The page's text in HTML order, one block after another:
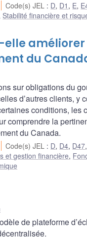
Code(s) JEL : D, D1 , E,
Stabilité financière et
elle améliorer
du
sur obligations du
d’autres clients, y
conditions, les
comprendre la
du Canada.
Code(s) JEL : D, D4, D47,
et gestion financière,
de plateforme